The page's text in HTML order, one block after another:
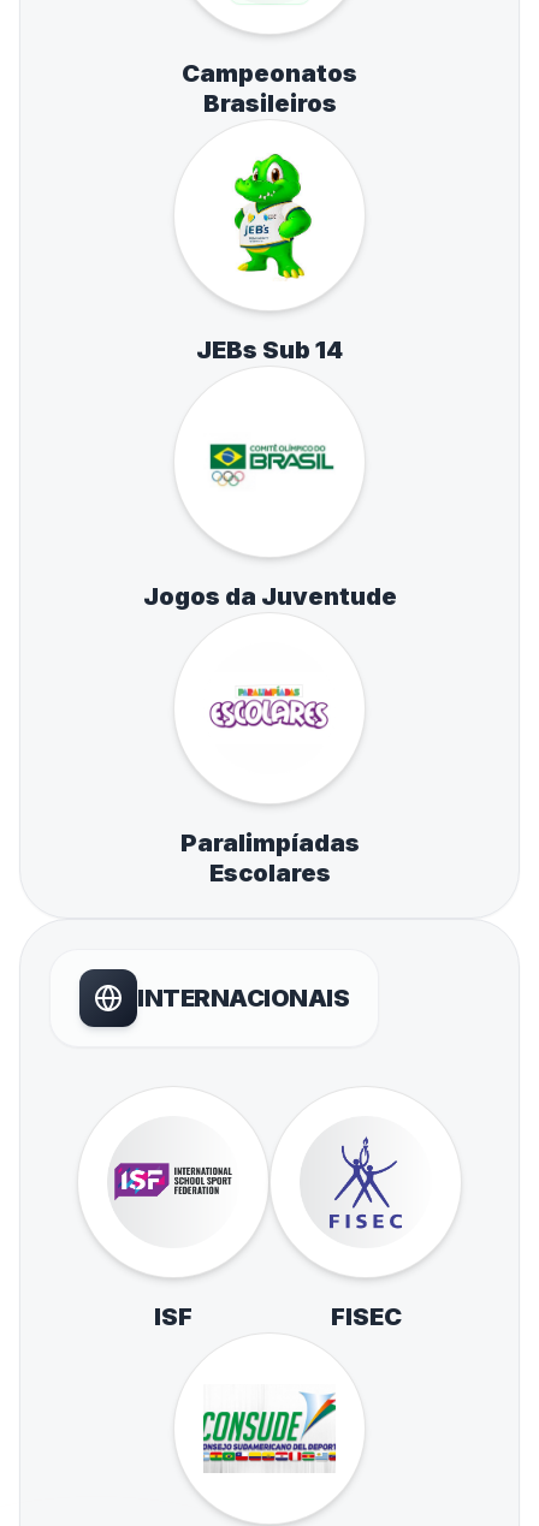
Campeonatos
Brasileiros
JEBs Sub 14
Jogos da Juventude
Paralimpíadas
Escolares
INTERNACIONAIS
ISF FISEC